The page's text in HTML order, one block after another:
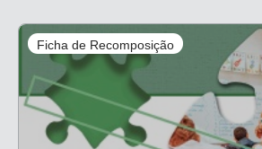
Ficha de Recomposição